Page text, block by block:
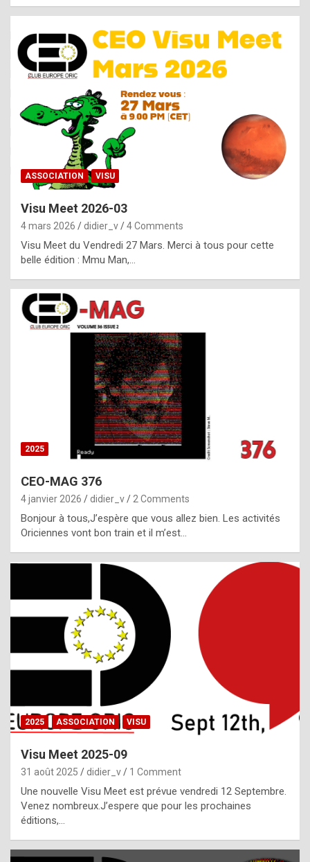
u
i
n
e
R
o
p
l
c
h
i
s
t
o
r
p
e
c
i
l
,
g
h
t
f
ASSOCIATION VISU
Visu Meet 2026-03
4 mars 2026 didier_v 4 Comments
Visu Meet du Vendredi 27 Mars. Merci à tous pour cette
belle édition : Mmu Man,…
2025
CEO-MAG 376
4 janvier 2026 didier_v 2 Comments
Bonjour à tous,J’espère que vous allez bien. Les activités
Oriciennes vont bon train et il m’est…
2025 ASSOCIATION VISU
Visu Meet 2025-09
31 août 2025 didier_v 1 Comment
Une nouvelle Visu Meet est prévue vendredi 12 Septembre.
Venez nombreux.J’espere que pour les prochaines
éditions,…